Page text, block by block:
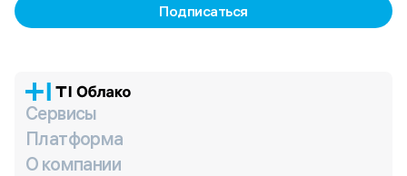
Подписаться
Сервисы
Платформа
О компании